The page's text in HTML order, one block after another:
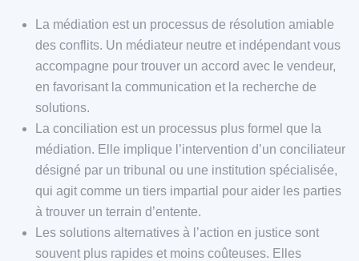
La médiation est un processus de résolution amiable
des conflits. Un médiateur neutre et indépendant vous
accompagne pour trouver un accord avec le vendeur,
en favorisant la communication et la recherche de
solutions.
La conciliation est un processus plus formel que la
médiation. Elle implique l’intervention d’un conciliateur
désigné par un tribunal ou une institution spécialisée,
qui agit comme un tiers impartial pour aider les parties
à trouver un terrain d’entente.
Les solutions alternatives à l’action en justice sont
souvent plus rapides et moins coûteuses. Elles